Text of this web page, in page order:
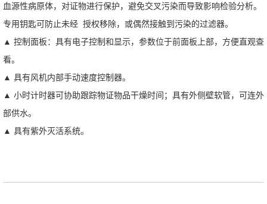
血源性病原体，对证物进行保护，避免交叉污染而导致影响检验分析。
专用钥匙可防止未经 授权移除，或偶然接触到污染的过滤器。
▲ 控制面板：具有电子控制和显示，参数位于前面板上部，方便直观查
看。
▲ 具有风机内部手动速度控制器。
▲ 小时计时器可协助跟踪物证物品干燥时间；具有外侧壁软管，可连外
部供水。
▲ 具有紫外灭活系统。